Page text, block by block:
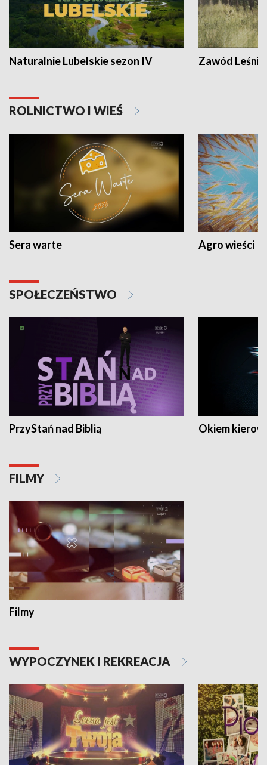
Naturalnie Lubelskie sezon IV Zawód Leśnik
ROLNICTWO I WIEŚ
Sera warte Agro wieści
SPOŁECZEŃSTWO
PrzyStań nad Biblią Okiem
FILMY
Filmy
WYPOCZYNEK I REKREACJA